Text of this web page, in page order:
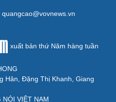
xuất bản thứ Năm hàng tuần
Hân, Đặng Thị Khanh, Giang
VIỆT NAM